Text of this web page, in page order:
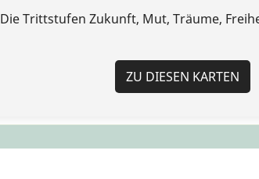
Die Trittstufen Zukunft, Mut, Träume,
ZU DIESEN KARTEN